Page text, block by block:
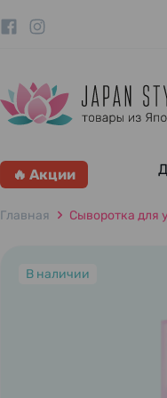
🔥 Акции
Главная Сыворотка для
В наличии